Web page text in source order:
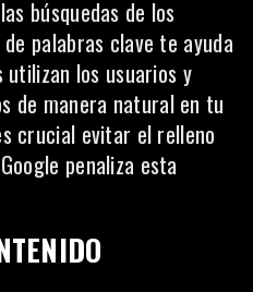
búsquedas de los
palabras clave te ayuda
los usuarios y
de manera natural en tu
crucial evitar el relleno
penaliza esta